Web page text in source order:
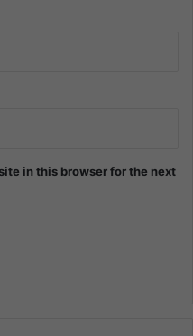
in this browser for the next